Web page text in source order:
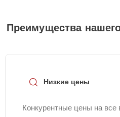
Преимущества
Низкие цены
Конкурентные цены на все